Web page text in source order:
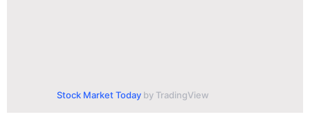
Stock Market Today by TradingView